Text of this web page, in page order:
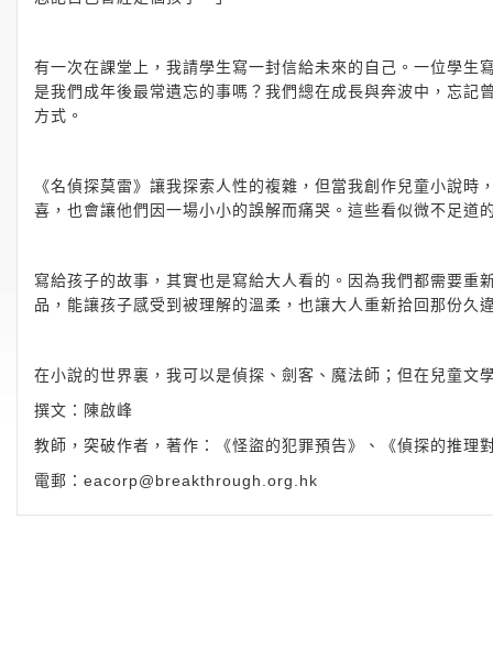
有一次在課堂上，我請學生寫一封信給未來的自己。一位學
是我們成年後最常遺忘的事嗎？我們總在成長與奔波中，忘
方式。
《名偵探莫雷》讓我探索人性的複雜，但當我創作兒童小說
喜，也會讓他們因一場小小的誤解而痛哭。這些看似微不足道
寫給孩子的故事，其實也是寫給大人看的。因為我們都需要
品，能讓孩子感受到被理解的溫柔，也讓大人重新拾回那份久
在小說的世界裏，我可以是偵探、劍客、魔法師；但在兒童文
撰文：陳啟峰
教師，突破作者，著作：《怪盜的犯罪預告》、《偵探的推理
電郵： eacorp@breakthrough.org.hk